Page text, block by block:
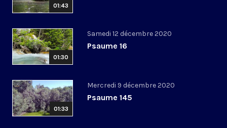
01:43
01:30
Samedi 12 décembre 2020
Psaume 16
01:33
Mercredi 9 décembre 2020
Psaume 145